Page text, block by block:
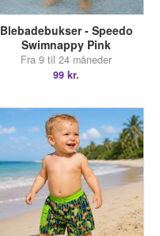
Blebadebukser - Speedo
Swimnappy Pink
Fra 9 til 24 måneder
99 kr.